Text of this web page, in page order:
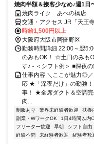
焼肉半額＆接客少なめ♪週1日
焼肉ライク あべの橋店
交通・アクセス JR「天王
時給1,500円以上
大阪府大阪市阿倍野区
勤務時間詳細 22:00～翌
のみもOK！ ☆土日のみも
す♪ - ＜シフト例＞ ■深夜の
仕事内容 ＼ここが魅力◎
応 ★「深夜だけ」の勤務
事！ ★全席ダクト＆空調
肉...
制服あり 業界未経験者歓迎 扶養
副業・WワークOK
1日4時間以内
フリーター歓迎
早朝 シフト自由
経験不問
未経験者歓迎 経験者歓